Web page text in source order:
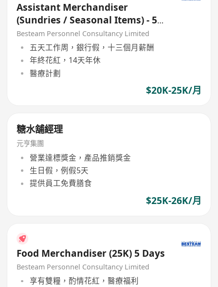
Assistant Merchandiser
(Sundries / Seasonal Items) - 5
days
Besteam Personnel Consultancy Limited
五天工作周，銀行假，十三個月薪酬
年終花紅，14天年休
醫療計劃
$20K-25K/月
糖水舖經理
元亨集團
營業達標獎金，產品推銷獎金
生日假，例假5天
提供員工免費膳食
$25K-26K/月
Food Merchandiser (25K) 5 Days
Besteam Personnel Consultancy Limited
享有雙糧，酌情花紅，醫療福利